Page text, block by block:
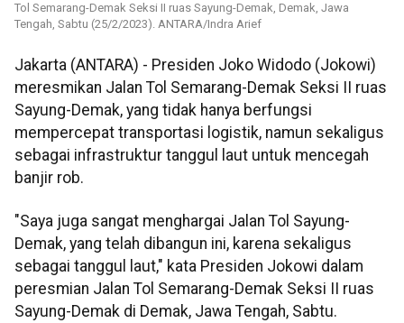
Tol Semarang-Demak Seksi II ruas Sayung-Demak, Demak, Jawa
Tengah, Sabtu (25/2/2023). ANTARA/Indra Arief
Jakarta (ANTARA) - Presiden Joko Widodo (Jokowi)
meresmikan Jalan Tol Semarang-Demak Seksi II ruas
Sayung-Demak, yang tidak hanya berfungsi
mempercepat transportasi logistik, namun sekaligus
sebagai infrastruktur tanggul laut untuk mencegah
banjir rob.
"Saya juga sangat menghargai Jalan Tol Sayung-
Demak, yang telah dibangun ini, karena sekaligus
sebagai tanggul laut," kata Presiden Jokowi dalam
peresmian Jalan Tol Semarang-Demak Seksi II ruas
Sayung-Demak di Demak, Jawa Tengah, Sabtu.